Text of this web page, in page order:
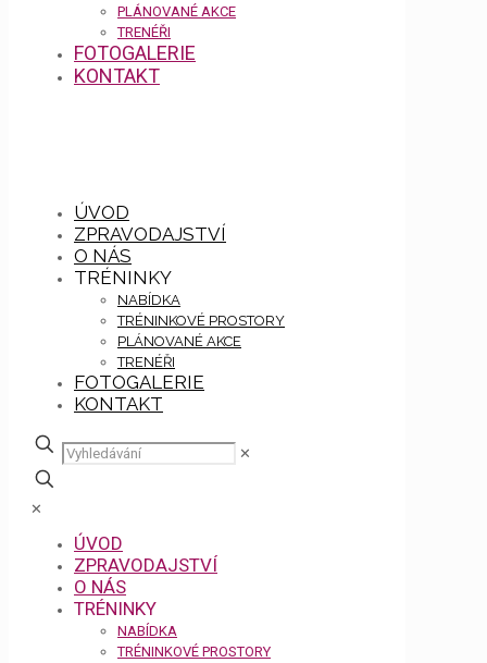
PLÁNOVANÉ AKCE
TRENÉŘI
FOTOGALERIE
KONTAKT
ÚVOD
ZPRAVODAJSTVÍ
O NÁS
TRÉNINKY
NABÍDKA
TRÉNINKOVÉ PROSTORY
PLÁNOVANÉ AKCE
TRENÉŘI
FOTOGALERIE
KONTAKT
✕
✕
ÚVOD
ZPRAVODAJSTVÍ
O NÁS
TRÉNINKY
NABÍDKA
TRÉNINKOVÉ PROSTORY